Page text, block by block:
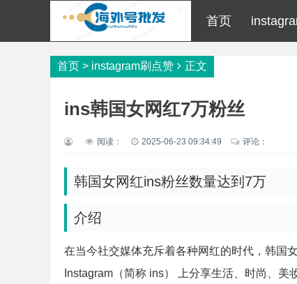
首页
首页 > instagram刷点赞 正文
ins韩国女网红7万粉丝
阅读： 2025-06-23 09:34:49 评论：
韩国女网红ins粉丝数量达到7万
介绍
在当今社交媒体充斥着各种网红的时代，韩国
Instagram（简称 ins） 上分享生活、时尚、美